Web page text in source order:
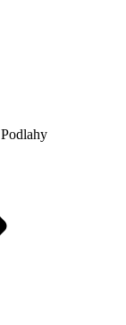
Podlahy